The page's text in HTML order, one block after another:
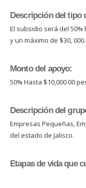
Descripción del tipo
El subsidio será del 50%
y un máximo de $30,
Monto del apoyo:
50% Hasta $10,000.00
Descripción del
Empresas Pequeñas,
del estado de Jalisco.
Etapas de vida que